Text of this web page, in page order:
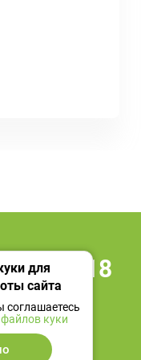
18 18
для
сайта
соглашаетесь
файлов куки